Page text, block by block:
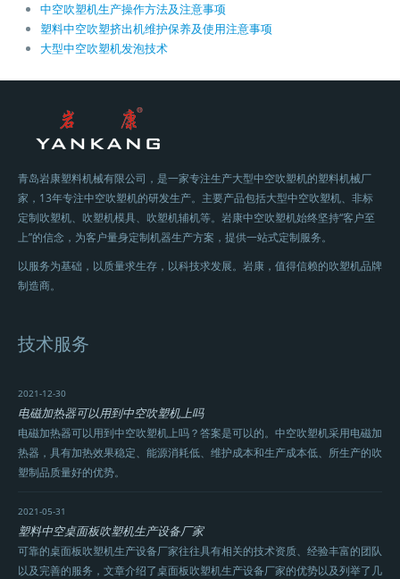
中空吹塑机生产操作方法及注意事项
塑料中空吹塑挤出机维护保养及使用注意事项
大型中空吹塑机发泡技术
青岛岩康塑料机械有限公司，是一家专注生产大型中空吹塑机的塑料机械厂
家，13年专注中空吹塑机的研发生产。主要产品包括大型中空吹塑机、非标
定制吹塑机、吹塑机模具、吹塑机辅机等。岩康中空吹塑机始终坚持“客户至
上”的信念，为客户量身定制机器生产方案，提供一站式定制服务。
以服务为基础，以质量求生存，以科技求发展。岩康，值得信赖的吹塑机品牌
制造商。
技术服务
2021-12-30
电磁加热器可以用到中空吹塑机上吗
电磁加热器可以用到中空吹塑机上吗？答案是可以的。中空吹塑机采用电磁加
热器，具有加热效果稳定、能源消耗低、维护成本和生产成本低、所生产的吹
塑制品质量好的优势。
2021-05-31
塑料中空桌面板吹塑机生产设备厂家
可靠的桌面板吹塑机生产设备厂家往往具有相关的技术资质、经验丰富的团队
以及完善的服务，文章介绍了桌面板吹塑机生产设备厂家的优势以及列举了几